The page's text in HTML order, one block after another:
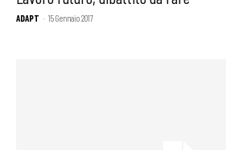
ADAPT - 15 Gennaio 2017